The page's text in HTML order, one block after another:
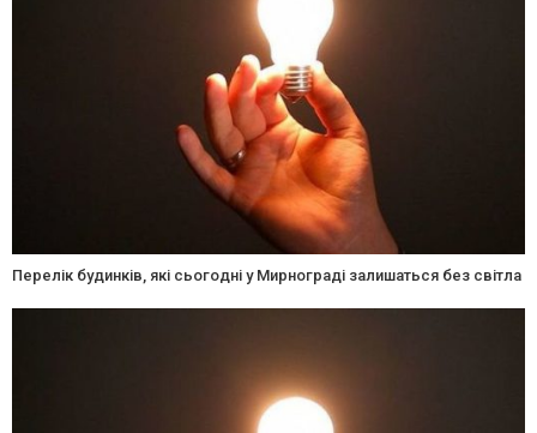
Перелік будинків, які сьогодні у Мирнограді залишаться без світла